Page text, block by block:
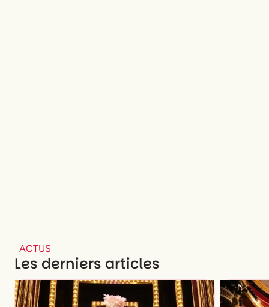
ACTUS
Les derniers articles